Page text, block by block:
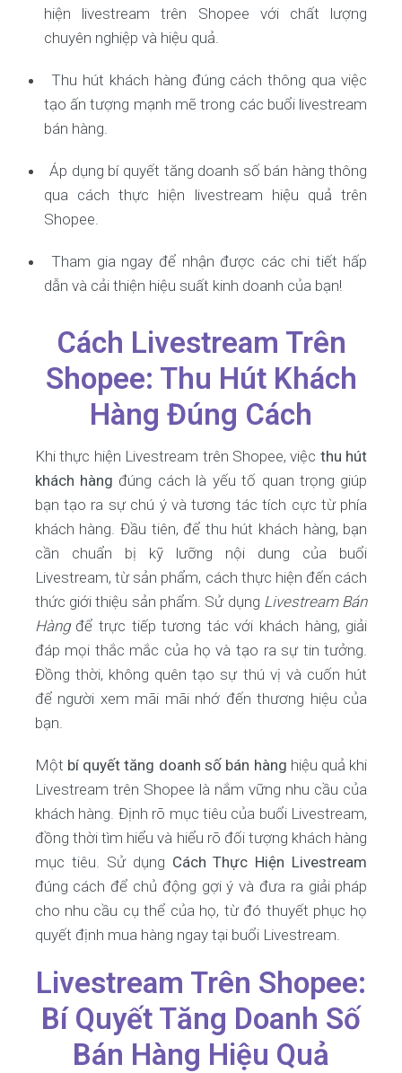
hiện livestream trên Shopee với chất lượng
chuyên nghiệp và hiệu quả.
Thu hút khách hàng đúng cách thông qua việc
tạo ấn tượng mạnh mẽ trong các buổi livestream
bán hàng.
Áp dụng bí quyết tăng doanh số bán hàng thông
qua cách thực hiện livestream hiệu quả trên
Shopee.
Tham gia ngay để nhận được các chi tiết hấp
dẫn và cải thiện hiệu suất kinh doanh của bạn!
Cách Livestream Trên
Shopee: Thu Hút Khách
Hàng Đúng Cách
Khi thực hiện Livestream trên Shopee, việc thu hút
khách hàng đúng cách là yếu tố quan trọng giúp
bạn tạo ra sự chú ý và tương tác tích cực từ phía
khách hàng. Đầu tiên, để thu hút khách hàng, bạn
cần chuẩn bị kỹ lưỡng nội dung của buổi
Livestream, từ sản phẩm, cách thực hiện đến cách
thức giới thiệu sản phẩm. Sử dụng Livestream Bán
Hàngđể trực tiếp tương tác với khách hàng, giải
đáp mọi thắc mắc của họ và tạo ra sự tin tưởng.
Đồng thời, không quên tạo sự thú vị và cuốn hút
để người xem mãi mãi nhớ đến thương hiệu của
bạn.
Một bí quyết tăng doanh số bán hàng hiệu quả khi
Livestream trên Shopee là nắm vững nhu cầu của
khách hàng. Định rõ mục tiêu của buổi Livestream,
đồng thời tìm hiểu và hiểu rõ đối tượng khách hàng
mục tiêu. Sử dụng Cách Thực Hiện Livestream
đúng cách để chủ động gợi ý và đưa ra giải pháp
cho nhu cầu cụ thể của họ, từ đó thuyết phục họ
quyết định mua hàng ngay tại buổi Livestream.
Livestream Trên Shopee:
Bí Quyết Tăng Doanh Số
Bán Hàng Hiệu Quả